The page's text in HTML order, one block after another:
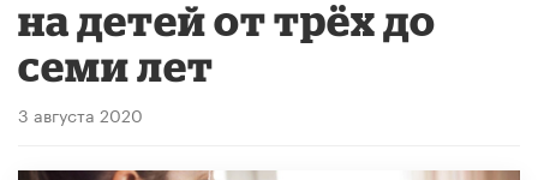
на детей от трёх до
семи лет
3 августа 2020